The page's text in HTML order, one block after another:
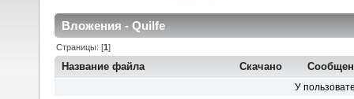
Вложения - Quilfe
Страницы: [1]
Название файла Скачано
У